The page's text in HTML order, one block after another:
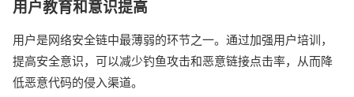
用户教育和意识提高
用户是网络安全链中最薄弱的环节之一。通过加强用户培训，
提高安全意识，可以减少钓鱼攻击和恶意链接点击率，从而降
低恶意代码的侵入渠道。